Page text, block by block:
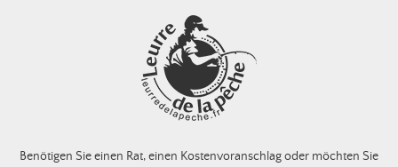
Benötigen Sie einen Rat, einen Kostenvoranschlag oder möchten Sie